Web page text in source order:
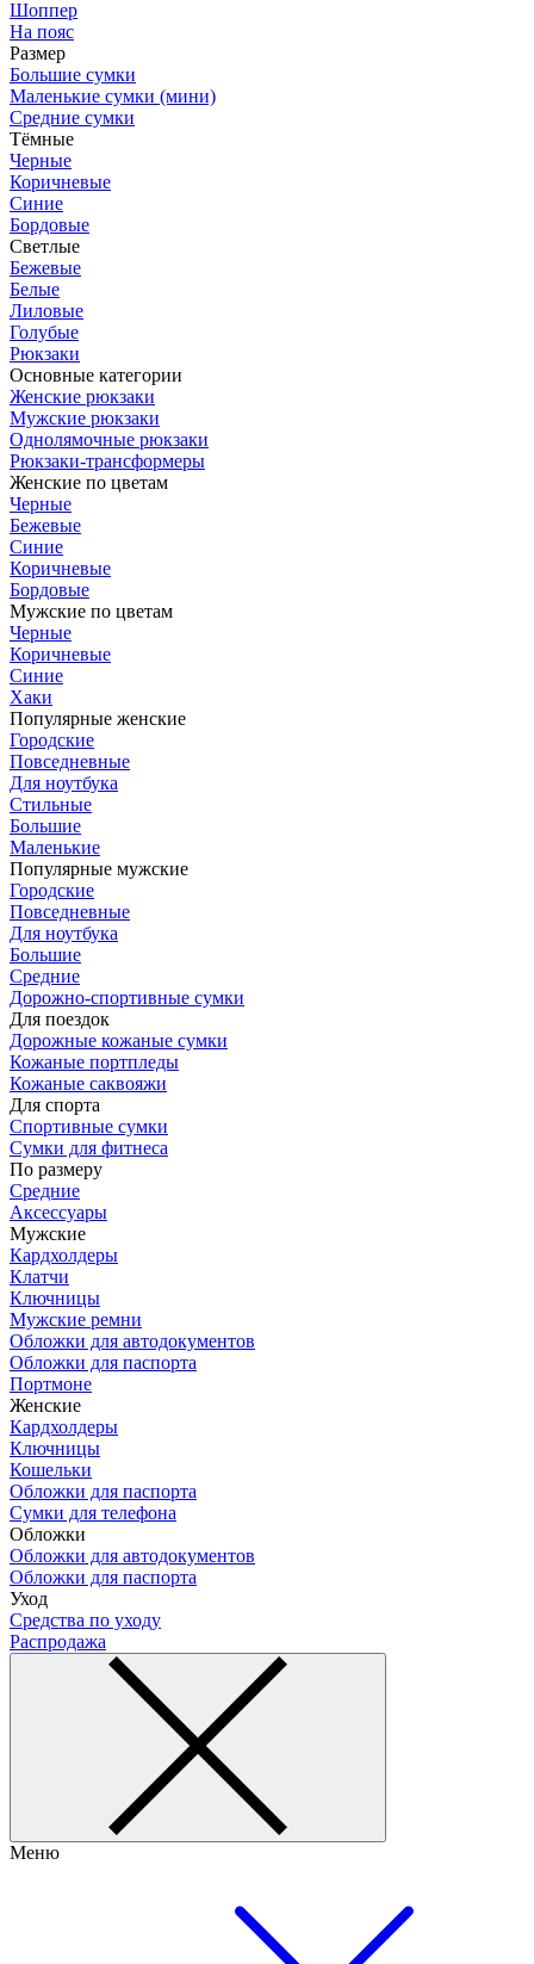
Шоппер
На пояс
Размер
Большие сумки
Маленькие сумки (мини)
Средние сумки
Тёмные
Черные
Коричневые
Синие
Бордовые
Светлые
Бежевые
Белые
Лиловые
Голубые
Рюкзаки
Основные категории
Женские рюкзаки
Мужские рюкзаки
Однолямочные рюкзаки
Рюкзаки-трансформеры
Женские по цветам
Черные
Бежевые
Синие
Коричневые
Бордовые
Мужские по цветам
Черные
Коричневые
Синие
Хаки
Популярные женские
Городские
Повседневные
Для ноутбука
Стильные
Большие
Маленькие
Популярные мужские
Городские
Повседневные
Для ноутбука
Большие
Средние
Дорожно-спортивные сумки
Для поездок
Дорожные кожаные сумки
Кожаные портпледы
Кожаные саквояжи
Для спорта
Спортивные сумки
Сумки для фитнеса
По размеру
Средние
Аксессуары
Мужские
Кардхолдеры
Клатчи
Ключницы
Мужские ремни
Обложки для автодокументов
Обложки для паспорта
Портмоне
Женские
Кардхолдеры
Ключницы
Кошельки
Обложки для паспорта
Сумки для телефона
Обложки
Обложки для автодокументов
Обложки для паспорта
Уход
Средства по уходу
Распродажа
Меню